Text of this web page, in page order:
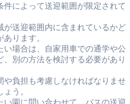
によって送迎範囲が限定されて
が送迎範囲内に含まれているかど
ります。
い場合は、自家用車での通学や公
別の方法を検討する必要があり
や負担も考慮しなければなりませ
う。
い園に問い合わせて、バスの送迎